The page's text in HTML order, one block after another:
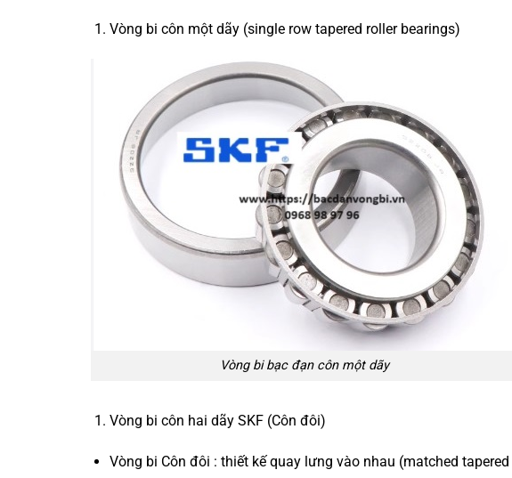
Vòng bi côn một dãy (single row tapered roller bearings)
Vòng bi bạc đạn côn một dãy
Vòng bi côn hai dãy SKF (Côn đôi)
Vòng bi Côn đôi : thiết kế quay lưng vào nhau (matched